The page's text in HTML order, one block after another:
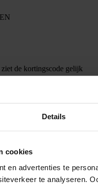
Details
cookies
en advertenties te
te analyseren.
de kortingscode gelijk